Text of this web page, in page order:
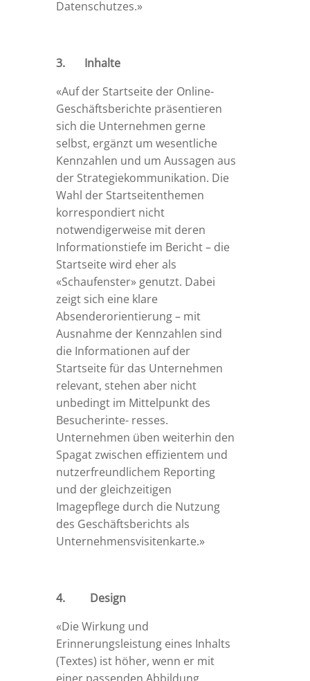
Datenschutzes.»
3. Inhalte
«Auf der Startseite der Online-
Geschäftsberichte präsentieren
sich die Unternehmen gerne
selbst, ergänzt um wesentliche
Kennzahlen und um Aussagen aus
der Strategiekommunikation. Die
Wahl der Startseitenthemen
korrespondiert nicht
notwendigerweise mit deren
Informationstiefe im Bericht – die
Startseite wird eher als
«Schaufenster» genutzt. Dabei
zeigt sich eine klare
Absenderorientierung – mit
Ausnahme der Kennzahlen sind
die Informationen auf der
Startseite für das Unternehmen
relevant, stehen aber nicht
unbedingt im Mittelpunkt des
Besucherinte- resses.
Unternehmen üben weiterhin den
Spagat zwischen effizientem und
nutzerfreundlichem Reporting
und der gleichzeitigen
Imagepflege durch die Nutzung
des Geschäftsberichts als
Unternehmensvisitenkarte.»
4. Design
«Die Wirkung und
Erinnerungsleistung eines Inhalts
(Textes) ist höher, wenn er mit